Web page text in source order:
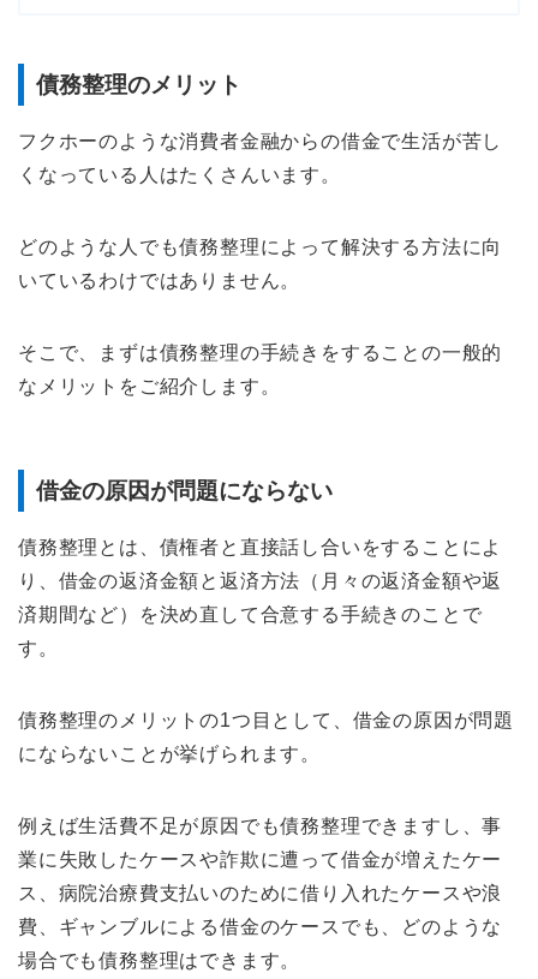
債務整理のメリット
フクホーのような消費者金融からの借金で生活が苦し
くなっている人はたくさんいます。
どのような人でも債務整理によって解決する方法に向
いているわけではありません。
そこで、まずは債務整理の手続きをすることの一般的
なメリットをご紹介します。
借金の原因が問題にならない
債務整理とは、債権者と直接話し合いをすることによ
り、借金の返済金額と返済方法（月々の返済金額や返
済期間など）を決め直して合意する手続きのことで
す。
債務整理のメリットの1つ目として、借金の原因が問題
にならないことが挙げられます。
例えば生活費不足が原因でも債務整理できますし、事
業に失敗したケースや詐欺に遭って借金が増えたケー
ス、病院治療費支払いのために借り入れたケースや浪
費、ギャンブルによる借金のケースでも、どのような
場合でも債務整理はできます。